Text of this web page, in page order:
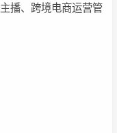
播、跨境电商运营管